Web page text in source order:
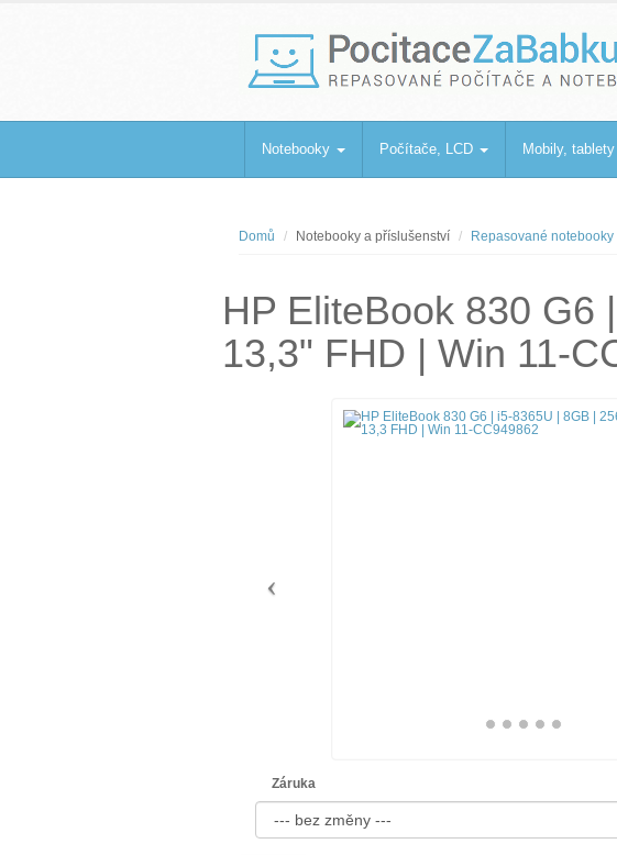
PocitaceZaBabku.cz
Repasované počítače a notebooky
Notebooky Počítače, LCD Mobily, tablety
Domů Notebooky a příslušenství Repasované notebooky
HP EliteBook 830 G6
13,3" FHD | Win 11-
Záruka